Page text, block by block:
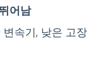
어남
속기, 낮은 고장